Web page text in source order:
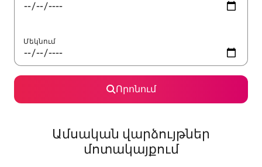
Մեկնում
Որոնում
Ամսական վարձույթներ
մոտակայքում